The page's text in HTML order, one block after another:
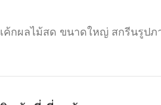
เค้กผลไม้สด ขนาดใหญ่ สกรีนรูปภ